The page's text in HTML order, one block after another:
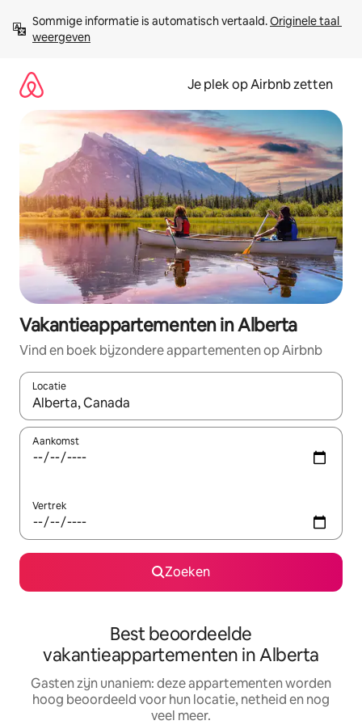
direct
naar
Sommige informatie is automatisch vertaald. Originele taal
weergeven
Je plek op Airbnb zetten
Vakantieappartementen in Alberta
Vind en boek bijzondere appartementen op Airbnb
Locatie
Wanneer er resultaten beschikbaar zijn, maak je een keuze
Aankomst
Vertrek
Zoeken
Best beoordeelde
vakantieappartementen in Alberta
Gasten zijn unaniem: deze appartementen worden
hoog beoordeeld voor hun locatie, netheid en nog
veel meer.